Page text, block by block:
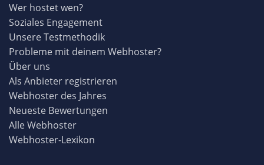
Wer hostet wen?
Soziales Engagement
Unsere Testmethodik
Probleme mit deinem Webhoster?
Über uns
Als Anbieter registrieren
Webhoster des Jahres
Neueste Bewertungen
Alle Webhoster
Webhoster-Lexikon